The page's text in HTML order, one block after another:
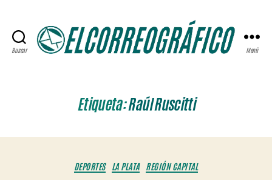
Buscar Menú
Etiqueta:Raúl Ruscitti
Categorías
DEPORTES LA PLATA REGIÓN CAPITAL